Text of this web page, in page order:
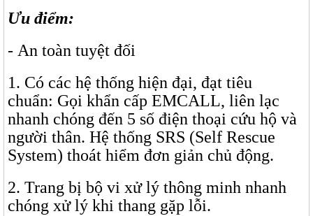
Ưu điểm:
- An toàn tuyệt đối
1. Có các hệ thống hiện đại, đạt tiêu
chuẩn: Gọi khẩn cấp EMCALL, liên lạc
nhanh chóng đến 5 số điện thoại cứu hộ và
người thân. Hệ thống SRS (Self Rescue
System) thoát hiểm đơn giản chủ động.
2. Trang bị bộ vi xử lý thông minh nhanh
chóng xử lý khi thang gặp lỗi.